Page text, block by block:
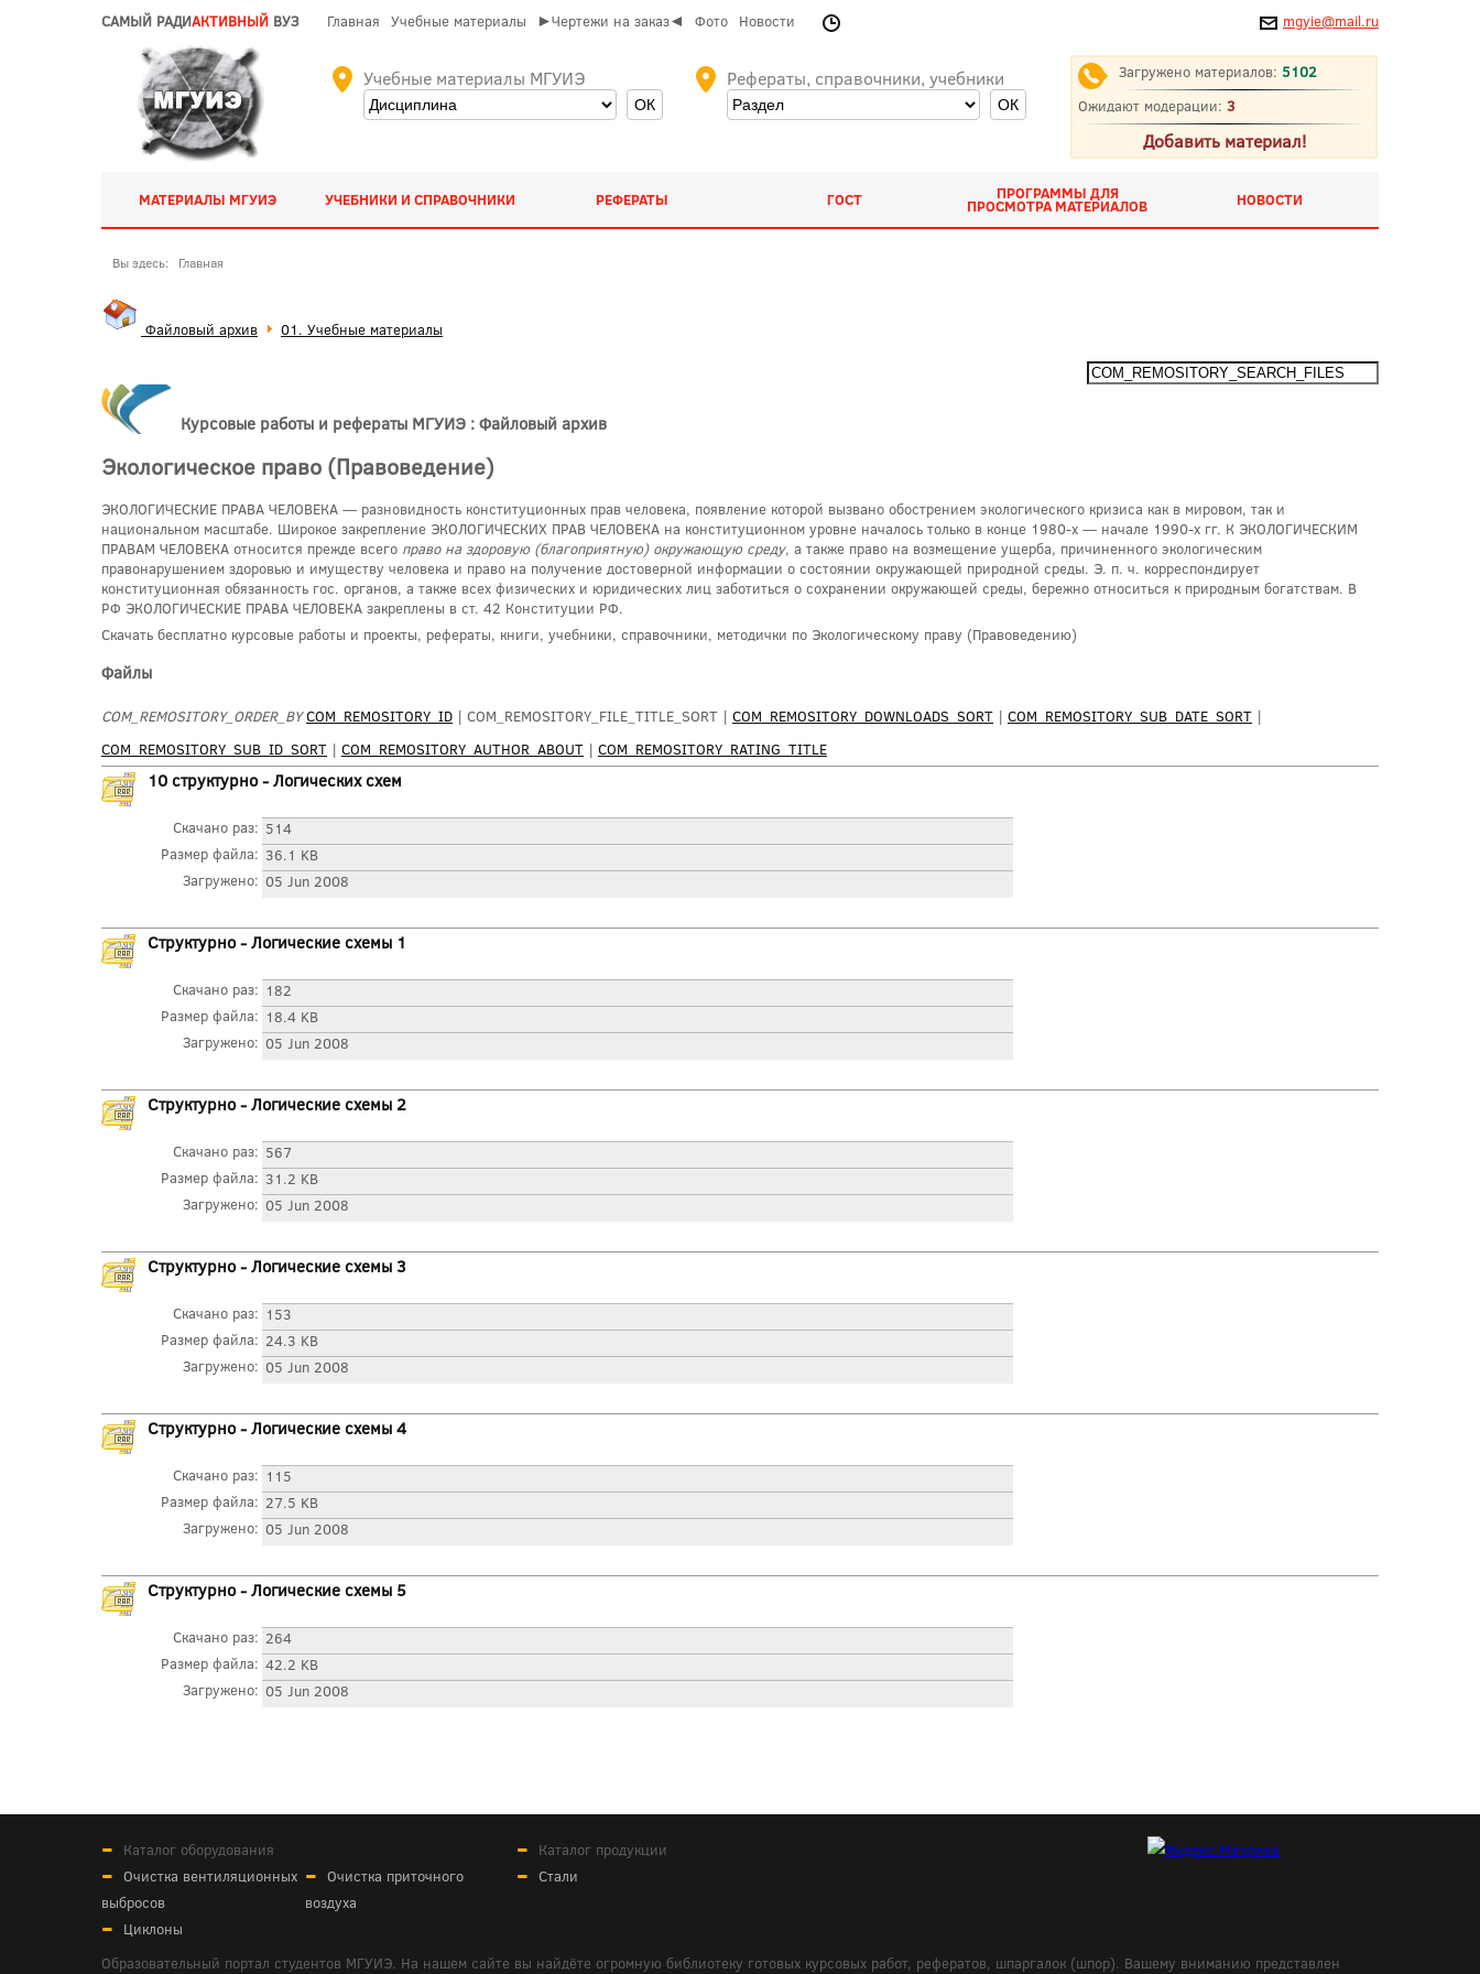
САМЫЙ РАДИАКТИВНЫЙ ВУЗ Главная Учебные материалы ►Чертежи на заказ◄ Фото Новости mgyie@mail.ru
Учебные материалы МГУИЭ Рефераты, справочники, учебники Загружено материалов: 5102
Ожидают модерации: 3
Добавить материал!
МАТЕРИАЛЫ МГУИЭ УЧЕБНИКИ И СПРАВОЧНИКИ РЕФЕРАТЫ ГОСТ ПРОГРАММЫ ДЛЯ
ПРОСМОТРА МАТЕРИАЛОВ НОВОСТИ
Вы здесь: Главная
Файловый архив 01. Учебные материалы
Курсовые работы и рефераты МГУИЭ : Файловый архив
Экологическое право (Правоведение)
ЭКОЛОГИЧЕСКИЕ ПРАВА ЧЕЛОВЕКА — разновидность конституционных прав человека, появление которой вызвано обострением экологического кризиса как в мировом, так и
национальном масштабе. Широкое закрепление ЭКОЛОГИЧЕСКИХ ПРАВ ЧЕЛОВЕКА на конституционном уровне началось только в конце 1980-х — начале 1990-х гг. К ЭКОЛОГИЧЕСКИМ
ПРАВАМ ЧЕЛОВЕКА относится прежде всего право на здоровую (благоприятную) окружающую среду, а также право на возмещение ущерба, причиненного экологическим
правонарушением здоровью и имуществу человека и право на получение достоверной информации о состоянии окружающей природной среды. Э. п. ч. корреспондирует
конституционная обязанность гос. органов, а также всех физических и юридических лиц заботиться о сохранении окружающей среды, бережно относиться к природным богатствам. В
РФ ЭКОЛОГИЧЕСКИЕ ПРАВА ЧЕЛОВЕКА закреплены в ст. 42 Конституции РФ.
Скачать бесплатно курсовые работы и проекты, рефераты, книги, учебники, справочники, методички по Экологическому праву (Правоведению)
Файлы
COM_REMOSITORY_ORDER_BYCOM_REMOSITORY_ID | COM_REMOSITORY_FILE_TITLE_SORT | COM_REMOSITORY_DOWNLOADS_SORT | COM_REMOSITORY_SUB_DATE_SORT |
COM_REMOSITORY_SUB_ID_SORT | COM_REMOSITORY_AUTHOR_ABOUT | COM_REMOSITORY_RATING_TITLE
10 структурно - Логических схем
Скачано раз: 514
Размер файла: 36.1 KB
Загружено: 05 Jun 2008
Структурно - Логические схемы 1
Скачано раз: 182
Размер файла: 18.4 KB
Загружено: 05 Jun 2008
Структурно - Логические схемы 2
Скачано раз: 567
Размер файла: 31.2 KB
Загружено: 05 Jun 2008
Структурно - Логические схемы 3
Скачано раз: 153
Размер файла: 24.3 KB
Загружено: 05 Jun 2008
Структурно - Логические схемы 4
Скачано раз: 115
Размер файла: 27.5 KB
Загружено: 05 Jun 2008
Структурно - Логические схемы 5
Скачано раз: 264
Размер файла: 42.2 KB
Загружено: 05 Jun 2008
Каталог оборудования
Очистка вентиляционных
выбросов
Очистка приточного
воздуха
Циклоны
Каталог продукции
Стали
Образовательный портал студентов МГУИЭ. На нашем сайте вы найдёте огромную библиотеку готовых курсовых работ, рефератов, шпаргалок (шпор). Вашему вниманию представлен